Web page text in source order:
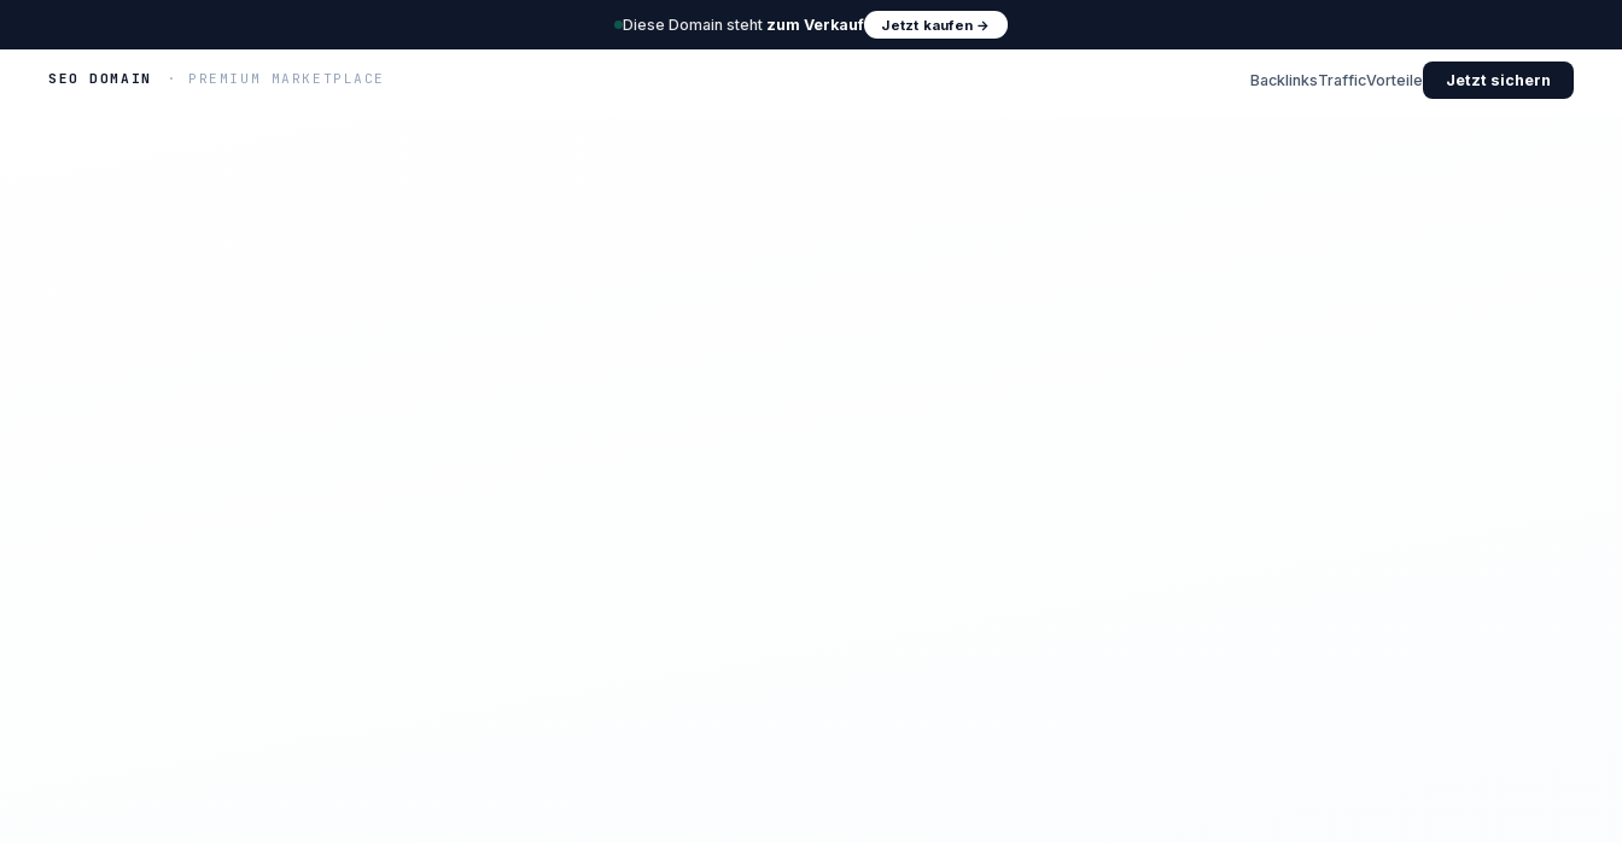
Diese Domain steht zum Verkauf Jetzt kaufen →
SEO DOMAIN · PREMIUM MARKETPLACE BacklinksTrafficVorteile Jetzt sichern